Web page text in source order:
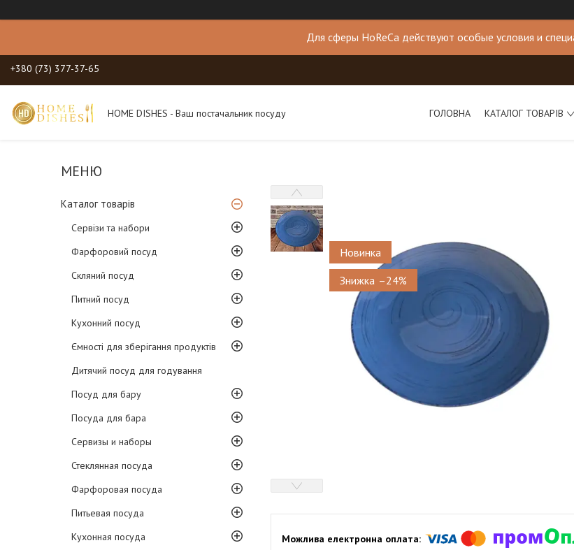
Для сферы HoReCa действуют особые условия и
+380 (73) 377-37-65
HOME DISHES - Ваш постачальник посуду ГОЛОВНА КАТАЛОГ ТОВАРІВ
Каталог товарів
Сервізи та набори
Фарфоровий посуд
Скляний посуд
Питний посуд
Кухонний посуд
Ємності для зберігання продуктів
Дитячий посуд для годування
Посуд для бару
Посуда для бара
Сервизы и наборы
Стеклянная посуда
Фарфоровая посуда
Питьевая посуда
Кухонная посуда
Новинка
–24%